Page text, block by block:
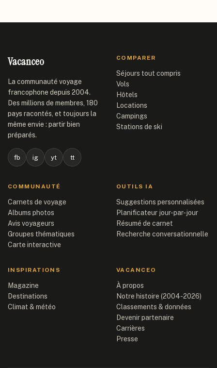
Vacanceo
La communauté voyage
francophone depuis 2004.
Des millions de membres, 180
pays racontés, et toujours la
même envie : partir bien
préparés.
fb ig yt tt
COMPARER
Séjours tout compris
Vols
Hôtels
Locations
Campings
Stations de ski
COMMUNAUTÉ
Carnets de voyage
Albums photos
Avis voyageurs
Groupes thématiques
Carte interactive
OUTILS IA
Suggestions personnalisées
Planificateur jour-par-jour
Résumé de carnet
Recherche conversationnelle
INSPIRATIONS
Magazine
Destinations
Climat & météo
VACANCEO
À propos
Notre histoire (2004-2026)
Classements & données
Devenir partenaire
Carrières
Presse